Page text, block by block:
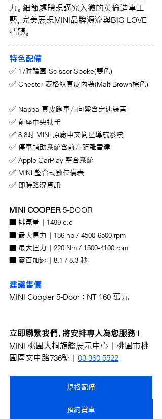
力。細節處體現講究入微的英倫造車工
藝，完美展現MINI品牌源流與BIG LOVE
精髓。
特色配備
✅ 17吋輪圈 Scissor Spoke(雙色)
✅ Chester 菱格紋真皮內裝(Malt Brown棕色)
✅ Nappa 真皮跑車方向盤含定速裝置
✅ 前座中央扶手
✅ 8.8吋 MINI 原廠中文衛星導航系統
✅ 停車輔助系統含前方距離雷達
✅ Apple CarPlay 整合系統
✅ MINI 整合式數位儀表
✅ 即時路況資訊
MINI COOPER 5-DOOR
■ 排氣量 | 1499 c.c
■ 最大馬力 | 136 hp / 4500-6500 rpm
■ 最大扭力 | 220 Nm / 1500-4100 rpm
■ 零百加速 | 8.1 / 8.3 秒
建議售價
MINI Cooper 5-Door ：NT 160 萬元
立即聯繫我們，將安排專人為您服務 !
MINI 桃園大桐旗艦展示中心｜桃園市桃
園區文中路736號｜ 03 360 5522
規格配備
預約賞車